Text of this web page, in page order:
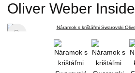
Oliver Weber Inside